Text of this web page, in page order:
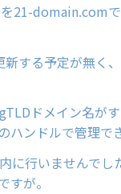
21-domain.com
する予定が無く
ドメイン名が
ハンドルで管理で
に行いませんで
すが。